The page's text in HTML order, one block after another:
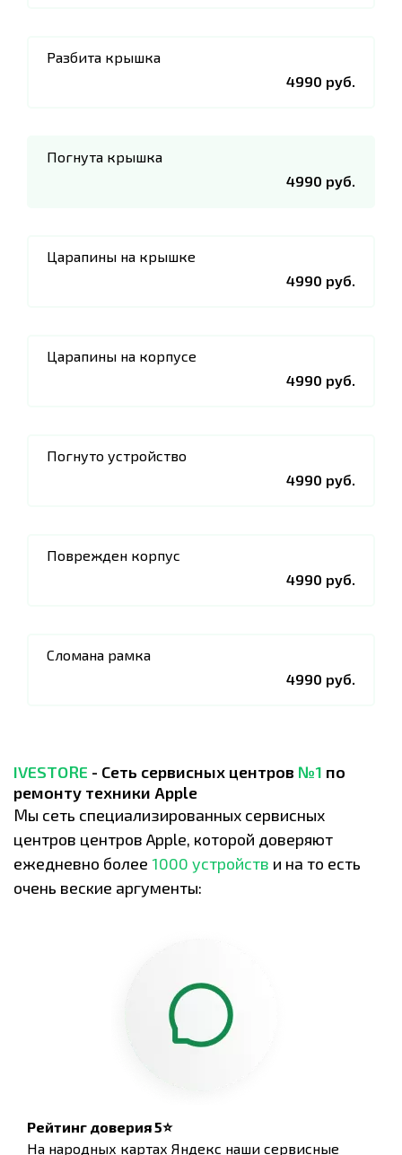
Разбита крышка
4990 руб.
Погнута крышка
4990 руб.
Царапины на крышке
4990 руб.
Царапины на корпусе
4990 руб.
Погнуто устройство
4990 руб.
Поврежден корпус
4990 руб.
Сломана рамка
4990 руб.
IVESTORE - Сеть сервисных центров №1 по
ремонту техники Apple
Мы сеть специализированных сервисных
центров центров Apple, которой доверяют
ежедневно более 1000 устройств и на то есть
очень веские аргументы:
Рейтинг доверия 5⭐
На народных картах Яндекс наши сервисные